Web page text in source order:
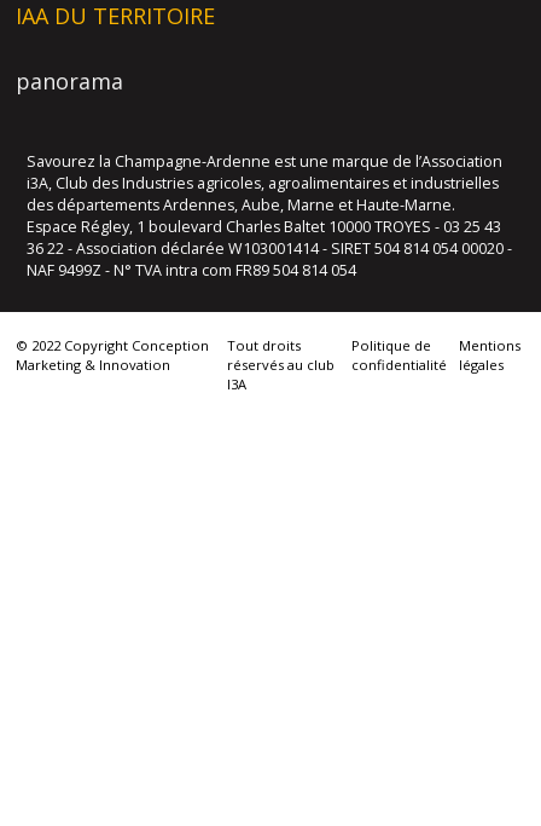
IAA DU TERRITOIRE
panorama
Savourez la Champagne-Ardenne est une marque de l’Association
i3A, Club des Industries agricoles, agroalimentaires et industrielles
des départements Ardennes, Aube, Marne et Haute-Marne.
Espace Régley, 1 boulevard Charles Baltet 10000 TROYES - 03 25 43
36 22 - Association déclarée W103001414 - SIRET 504 814 054 00020 -
NAF 9499Z - N° TVA intra com FR89 504 814 054
© 2022 Copyright Conception
Marketing & Innovation
Tout droits
réservés au club
I3A
Politique de
confidentialité
Mentions
légales